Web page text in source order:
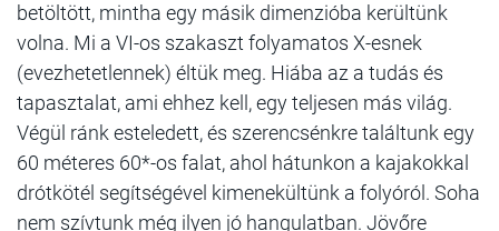
betöltött, mintha egy másik dimenzióba kerültünk
volna. Mi a VI-os szakaszt folyamatos X-esnek
(evezhetetlennek) éltük meg. Hiába az a tudás és
tapasztalat, ami ehhez kell, egy teljesen más világ.
Végül ránk esteledett, és szerencsénkre találtunk egy
60 méteres 60*-os falat, ahol hátunkon a kajakokkal
drótkötél segítségével kimenekültünk a folyóról. Soha
nem szívtunk még ilyen jó hangulatban. Jövőre